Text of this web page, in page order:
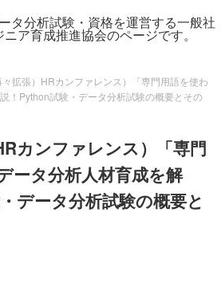
タ分析試験・資格を運営する一般社
ア育成推進協会のページです。
々拡張）HRカンファレンス）「専門用語を使わ
！Python試験・データ分析試験の概要とその
カンファレンス）「専門
ータ分析人材育成を解
データ分析試験の概要と